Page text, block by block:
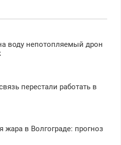
воду непотопляемый дрон
перестали работать в
жара в Волгограде: прогноз